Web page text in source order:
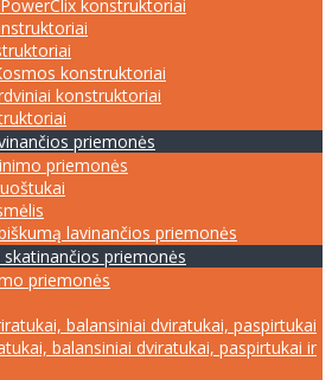
konstruktoriai
konstruktoriai
konstruktoriai
priemonės
priemonės
lavinančios priemonės
priemonės
priemonės
balansiniai dviratukai, paspirtukai
balansiniai dviratukai, paspirtukai ir